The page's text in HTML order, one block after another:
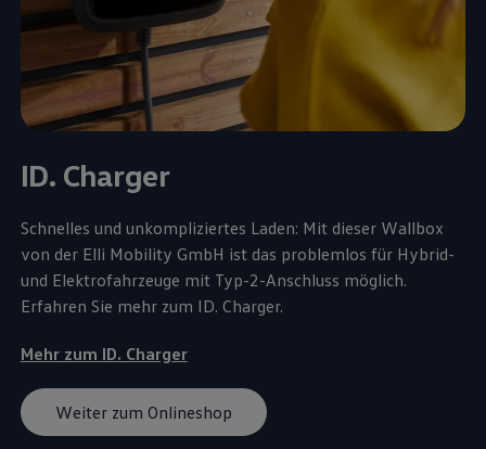
ID. Charger
Schnelles und unkompliziertes Laden: Mit dieser Wallbox
von der Elli Mobility GmbH ist das problemlos für Hybrid-
und Elektrofahrzeuge mit Typ-2-Anschluss möglich.
Erfahren Sie mehr zum ID. Charger.
Mehr zum ID. Charger
Weiter zum Onlineshop